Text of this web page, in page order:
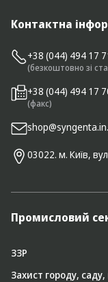
Контактна
+38 (044) 494 17
(безкоштовно зі
+38 (044) 494 17
(факс)
03022. м. Київ,
Промисловий
ЗЗР
Захист городу, саду,